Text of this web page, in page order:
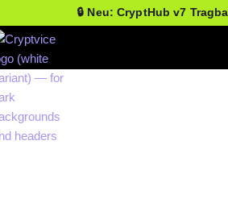
🔒 Neu: CryptHub v7